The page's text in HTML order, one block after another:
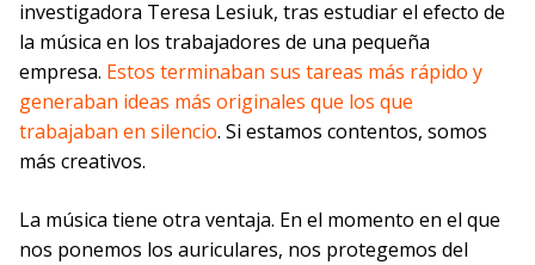
investigadora Teresa Lesiuk, tras estudiar el efecto de
la música en los trabajadores de una pequeña
empresa. Estos terminaban sus tareas más rápido y
generaban ideas más originales que los que
trabajaban en silencio. Si estamos contentos, somos
más creativos.
La música tiene otra ventaja. En el momento en el que
nos ponemos los auriculares, nos protegemos del